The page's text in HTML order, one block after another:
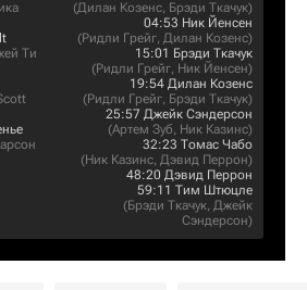
Ти
(Дилан Козенс, Брэди Ткачук)
04:53 Ник Йенсен
(Ридли Грейг, Дилан Козенс)
15:01 Брэди Ткачук
(Ридли Грейг, Ник Йенсен)
19:54 Дилан Козенс
(Ридли Грейг, Брэди Ткачук)
25:57 Джейк Сэндерсон
(Артем Зуб, Ник Казинс)
32:23 Томас Чабо
(Ник Казинс, Дэвид Перрон)
48:20 Дэвид Перрон
59:11 Тим Штюцле
(Брэди Ткачук, Джейк
Сэндерсон)